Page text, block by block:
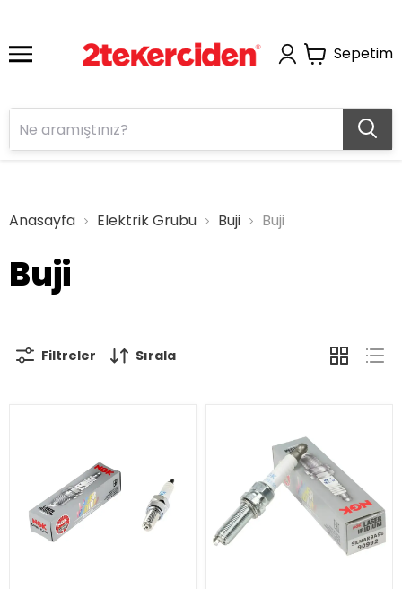
Sepetim
Anasayfa Elektrik Grubu Buji Buji
Buji
Filtreler Sırala